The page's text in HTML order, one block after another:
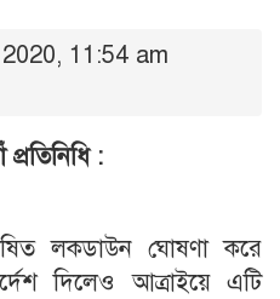
2020, 11:54 am
:
লকডাউন ঘোষণা করে
দিলেও আত্রাইয়ে এটি